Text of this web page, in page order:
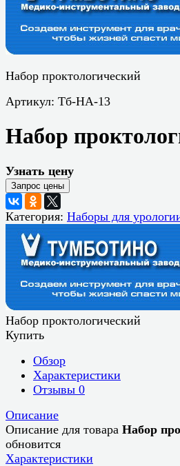
Набор проктологический
Артикул: Тб-НА-13
Набор
Узнать цену
Категория: Наборы для
Набор проктологический
Купить
Обзор
Характеристики
Отзывы 0
Описание
Описание для товара Набор
обновится
Характеристики